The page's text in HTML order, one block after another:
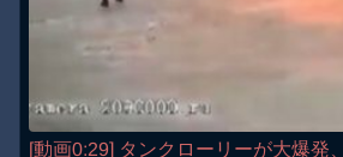
[動画0:29] タンクローリーが大爆発